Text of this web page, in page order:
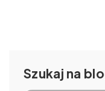
Szukaj